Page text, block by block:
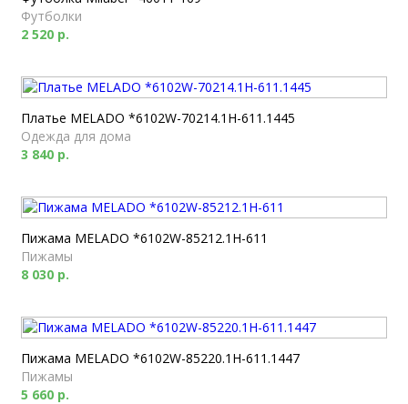
Футболки
2 520 р.
Платье MELADO *6102W-70214.1H-611.1445
Одежда для дома
3 840 р.
Пижама MELADO *6102W-85212.1H-611
Пижамы
8 030 р.
Пижама MELADO *6102W-85220.1H-611.1447
Пижамы
5 660 р.